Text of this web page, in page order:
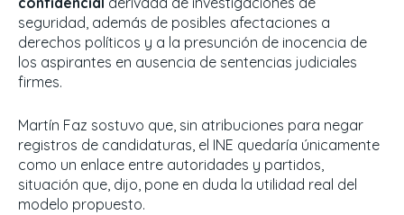
seguridad, además de posibles afectaciones a
derechos políticos y a la presunción de inocencia de
los aspirantes en ausencia de sentencias judiciales
firmes.
Martín Faz sostuvo que, sin atribuciones para negar
registros de candidaturas, el INE quedaría únicamente
como un enlace entre autoridades y partidos,
situación que, dijo, pone en duda la utilidad real del
modelo propuesto.